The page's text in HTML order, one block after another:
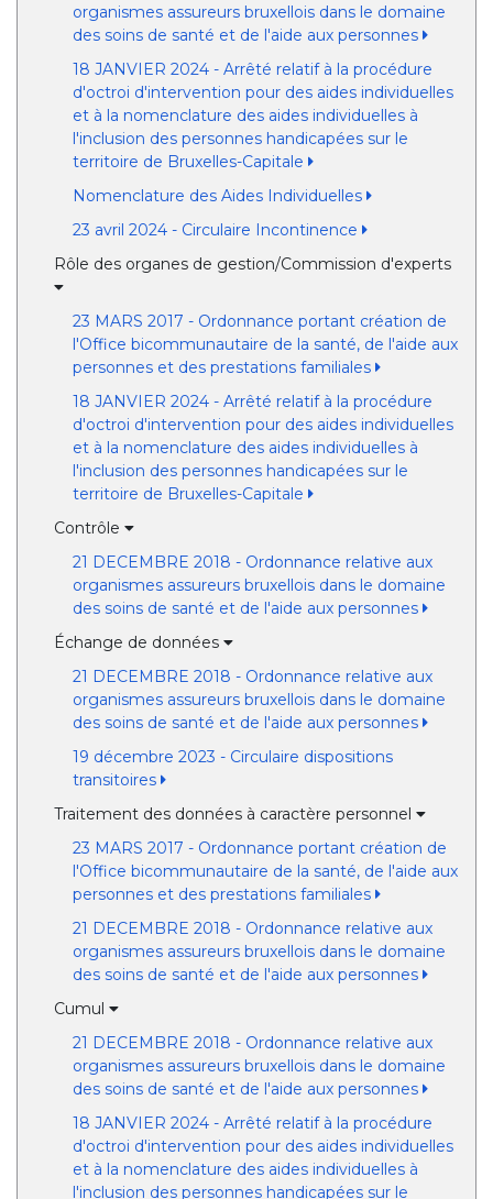
organismes assureurs bruxellois dans le domaine
des soins de santé et de l'aide aux personnes
18 JANVIER 2024 - Arrêté relatif à la procédure
d'octroi d'intervention pour des aides individuelles
et à la nomenclature des aides individuelles à
l'inclusion des personnes handicapées sur le
territoire de Bruxelles-Capitale
Nomenclature des Aides Individuelles
23 avril 2024 - Circulaire Incontinence
Rôle des organes de gestion/Commission d'experts
23 MARS 2017 - Ordonnance portant création de
l'Office bicommunautaire de la santé, de l'aide aux
personnes et des prestations familiales
18 JANVIER 2024 - Arrêté relatif à la procédure
d'octroi d'intervention pour des aides individuelles
et à la nomenclature des aides individuelles à
l'inclusion des personnes handicapées sur le
territoire de Bruxelles-Capitale
Contrôle
21 DECEMBRE 2018 - Ordonnance relative aux
organismes assureurs bruxellois dans le domaine
des soins de santé et de l'aide aux personnes
Échange de données
21 DECEMBRE 2018 - Ordonnance relative aux
organismes assureurs bruxellois dans le domaine
des soins de santé et de l'aide aux personnes
19 décembre 2023 - Circulaire dispositions
transitoires
Traitement des données à caractère personnel
23 MARS 2017 - Ordonnance portant création de
l'Office bicommunautaire de la santé, de l'aide aux
personnes et des prestations familiales
21 DECEMBRE 2018 - Ordonnance relative aux
organismes assureurs bruxellois dans le domaine
des soins de santé et de l'aide aux personnes
Cumul
21 DECEMBRE 2018 - Ordonnance relative aux
organismes assureurs bruxellois dans le domaine
des soins de santé et de l'aide aux personnes
18 JANVIER 2024 - Arrêté relatif à la procédure
d'octroi d'intervention pour des aides individuelles
et à la nomenclature des aides individuelles à
l'inclusion des personnes handicapées sur le